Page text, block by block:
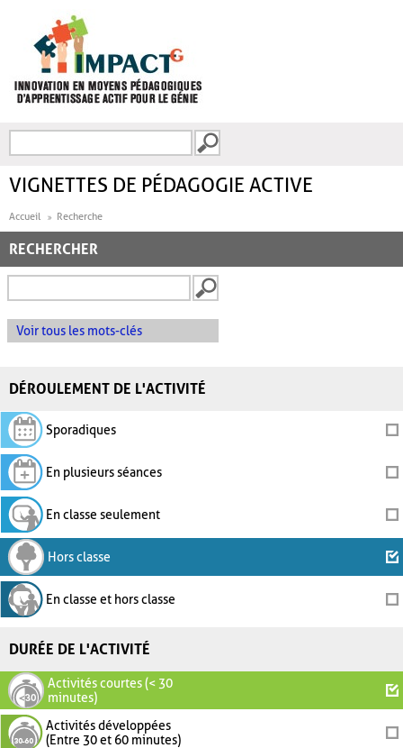
FORMULAIRE DE
VIGNETTES DE PÉDAGOGIE ACTIVE
Accueil Recherche
RECHERCHER
Voir tous les mots-clés
DÉROULEMENT DE L'ACTIVITÉ
Sporadiques
En plusieurs séances
En classe seulement
Hors classe
En classe et hors classe
DURÉE DE L'ACTIVITÉ
Activités courtes (< 30
minutes)
Activités développées
(Entre 30 et 60 minutes)